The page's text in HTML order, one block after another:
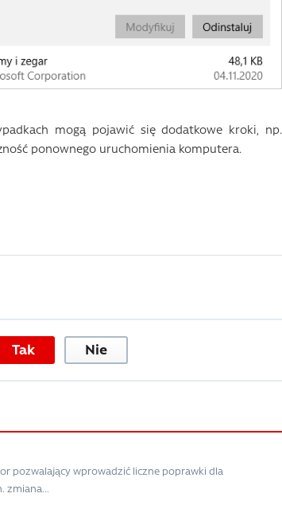
mogą pojawić się dodatkowe kroki, np.
ponownego uruchomienia komputera.
Tak Nie
pozwalający wprowadzić liczne poprawki dla